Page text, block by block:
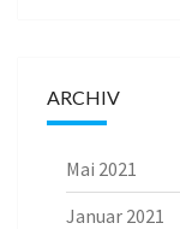
ARCHIV
Mai 2021
Januar 2021